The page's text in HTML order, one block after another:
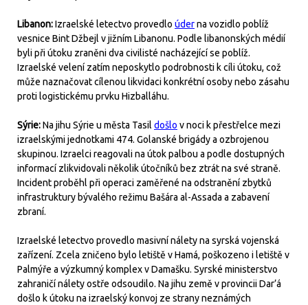
Libanon:Izraelské letectvo provedlo úderna vozidlo poblíž
vesnice Bint Džbejl v jižním Libanonu. Podle libanonských médií
byli při útoku zraněni dva civilisté nacházející se poblíž.
Izraelské velení zatím neposkytlo podrobnosti k cíli útoku, což
může naznačovat cílenou likvidaci konkrétní osoby nebo zásahu
proti logistickému prvku Hizballáhu.
Sýrie:Na jihu Sýrie u města Tasil došlo v noci k přestřelce mezi
izraelskými jednotkami 474. Golanské brigády a ozbrojenou
skupinou. Izraelci reagovali na útok palbou a podle dostupných
informací zlikvidovali několik útočníků bez ztrát na své straně.
Incident proběhl při operaci zaměřené na odstranění zbytků
infrastruktury bývalého režimu Bašára al-Assada a zabavení
zbraní.
Izraelské letectvo provedlo masivní nálety na syrská vojenská
zařízení. Zcela zničeno bylo letiště v Hamá, poškozeno i letiště v
Palmýře a výzkumný komplex v Damašku. Syrské ministerstvo
zahraničí nálety ostře odsoudilo. Na jihu země v provincii Dar’á
došlo k útoku na izraelský konvoj ze strany neznámých